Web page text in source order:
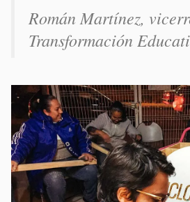
Román Martínez,
Transformación